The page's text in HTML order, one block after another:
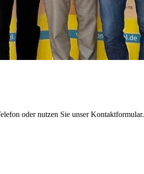
oder nutzen Sie unser Kontaktformular.